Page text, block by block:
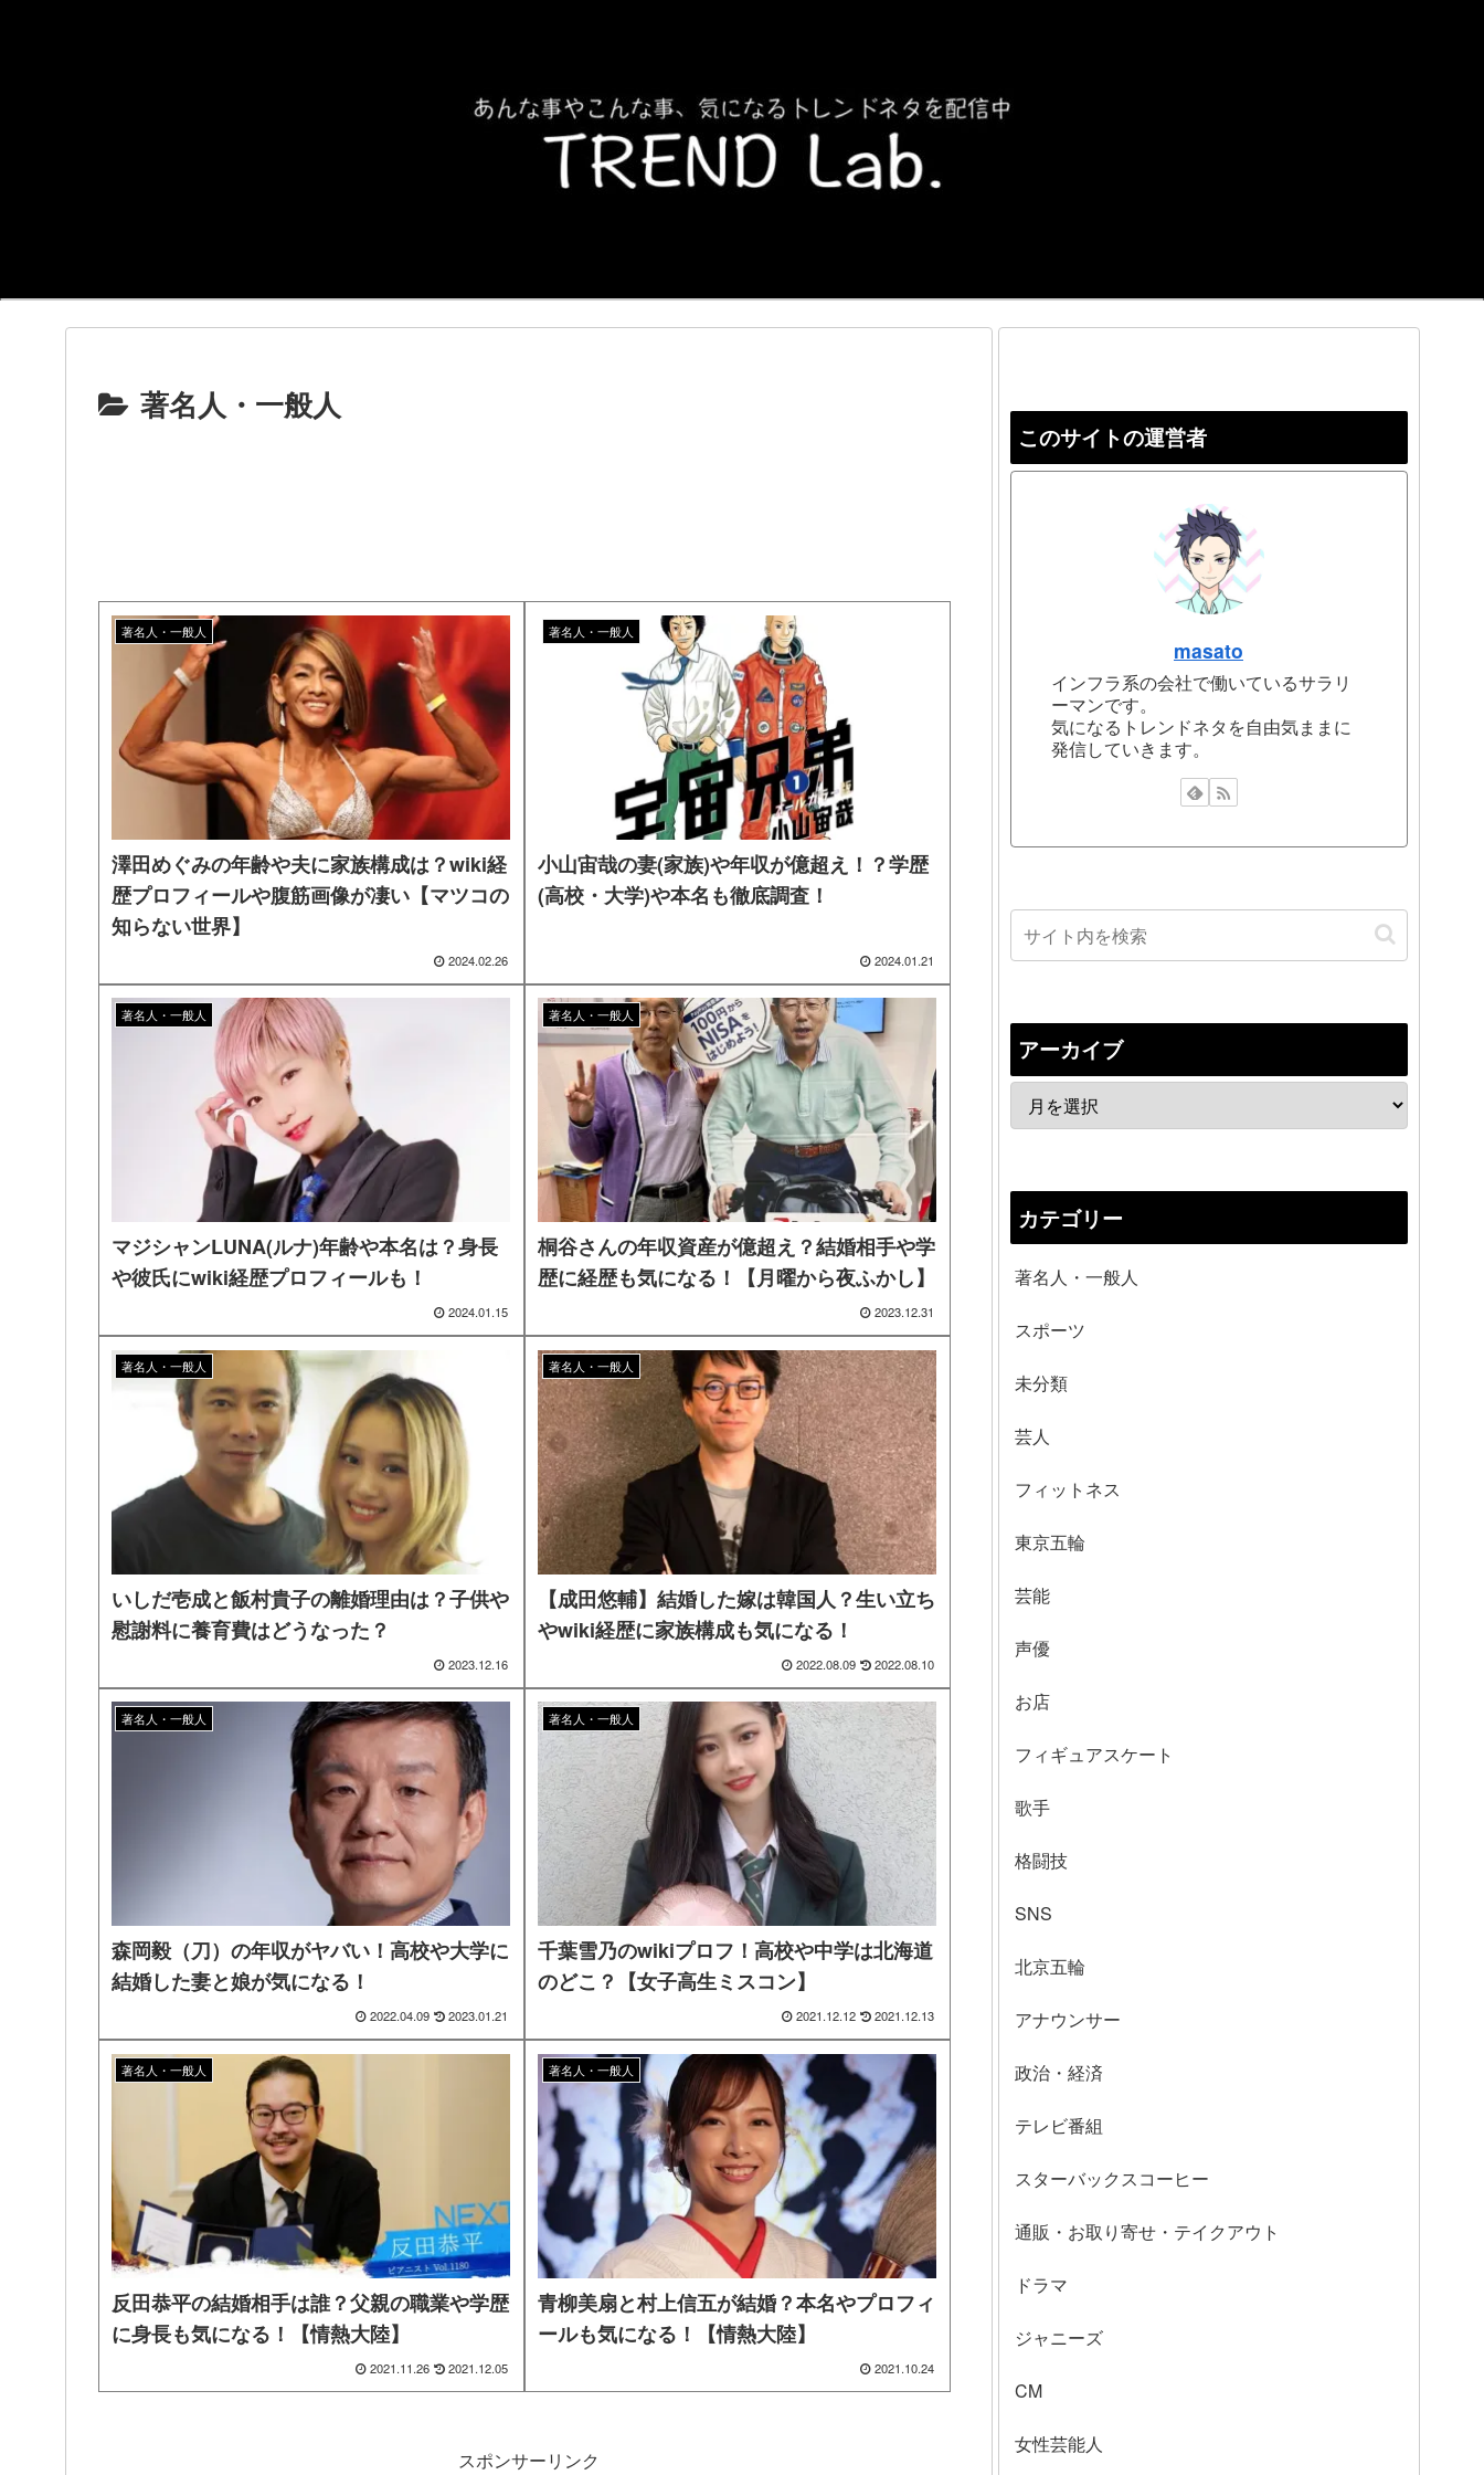
著名人・一般人
著名人・一般人
澤田めぐみの年齢や夫に家族構成は？wiki経
歴プロフィールや腹筋画像が凄い【マツコの
知らない世界】
2024.02.26
著名人・一般人
小山宙哉の妻(家族)や年収が億超え！？学歴
(高校・大学)や本名も徹底調査！
2024.01.21
著名人・一般人
マジシャンLUNA(ルナ)年齢や本名は？身長
や彼氏にwiki経歴プロフィールも！
2024.01.15
著名人・一般人
桐谷さんの年収資産が億超え？結婚相手や学
歴に経歴も気になる！【月曜から夜ふかし】
2023.12.31
著名人・一般人
いしだ壱成と飯村貴子の離婚理由は？子供や
慰謝料に養育費はどうなった？
2023.12.16
著名人・一般人
【成田悠輔】結婚した嫁は韓国人？生い立ち
やwiki経歴に家族構成も気になる！
2022.08.09 2022.08.10
著名人・一般人
森岡毅（刀）の年収がヤバい！高校や大学に
結婚した妻と娘が気になる！
2022.04.09 2023.01.21
著名人・一般人
千葉雪乃のwikiプロフ！高校や中学は北海道
のどこ？【女子高生ミスコン】
2021.12.12 2021.12.13
著名人・一般人
反田恭平の結婚相手は誰？父親の職業や学歴
に身長も気になる！【情熱大陸】
2021.11.26 2021.12.05
著名人・一般人
青柳美扇と村上信五が結婚？本名やプロフィ
ールも気になる！【情熱大陸】
2021.10.24
スポンサーリンク
このサイトの運営者
masato
インフラ系の会社で働いているサラリ
ーマンです。
気になるトレンドネタを自由気ままに
発信していきます。
アーカイブ
カテゴリー
著名人・一般人
スポーツ
未分類
芸人
フィットネス
東京五輪
芸能
声優
お店
フィギュアスケート
歌手
格闘技
SNS
北京五輪
アナウンサー
政治・経済
テレビ番組
スターバックスコーヒー
通販・お取り寄せ・テイクアウト
ドラマ
ジャニーズ
CM
女性芸能人